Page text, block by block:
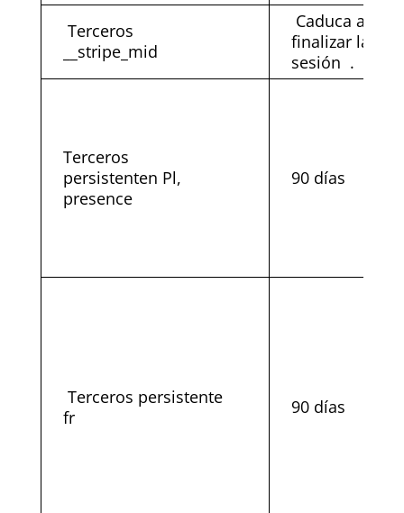
Terceros
__stripe_mid
Caduca al
finalizar la
sesión .
Terceros
persistenten Pl,
presence
90 días
Terceros persistente
fr
90 días